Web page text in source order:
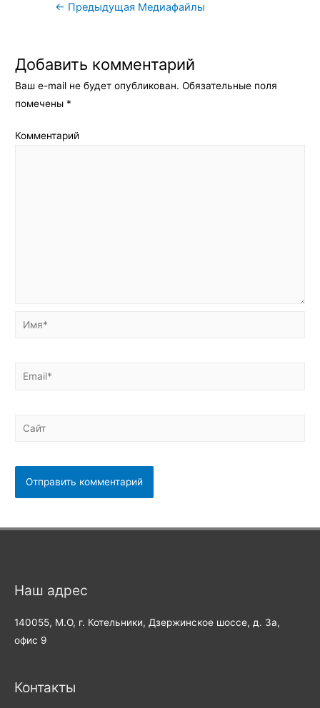
Навигация
← Предыдущая Медиафайлы
Добавить комментарий
Ваш e-mail не будет опубликован. Обязательные поля
помечены *
Комментарий
Имя*
Email*
Сайт
Наш адрес
140055, М.О, г. Котельники, Дзержинское шоссе, д. 3а,
офис 9
Контакты